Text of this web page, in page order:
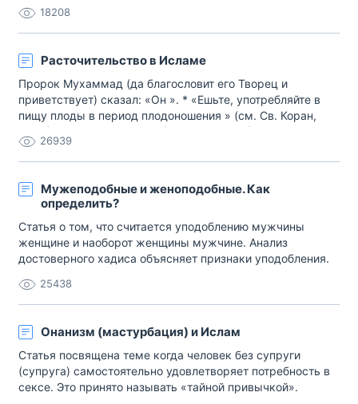
18208
Расточительство в Исламе
Пророк Мухаммад (да благословит его Творец и
приветствует) сказал: «Он ». * «Ешьте, употребляйте в
пищу плоды в период плодоношения » (см. Св. Коран,
6:141). * «О дети Адама » (Св. Коран, 7:31). * «, знайте —
Мое наказание, воистину, сурово» (Св. Коран, 14:7).
Ссылки на богословские первоисточники и комментарий:
Глагол, от которого происходит[…]
26939
Мужеподобные и женоподобные. Как
определить?
Статья о том, что считается уподоблению мужчины
женщине и наоборот женщины мужчине. Анализ
достоверного хадиса объясняет признаки уподобления.
25438
Онанизм (мастурбация) и Ислам
Статья посвящена теме когда человек без супруги
(супруга) самостоятельно удовлетворяет потребность в
сексе. Это принято называть «тайной привычкой».